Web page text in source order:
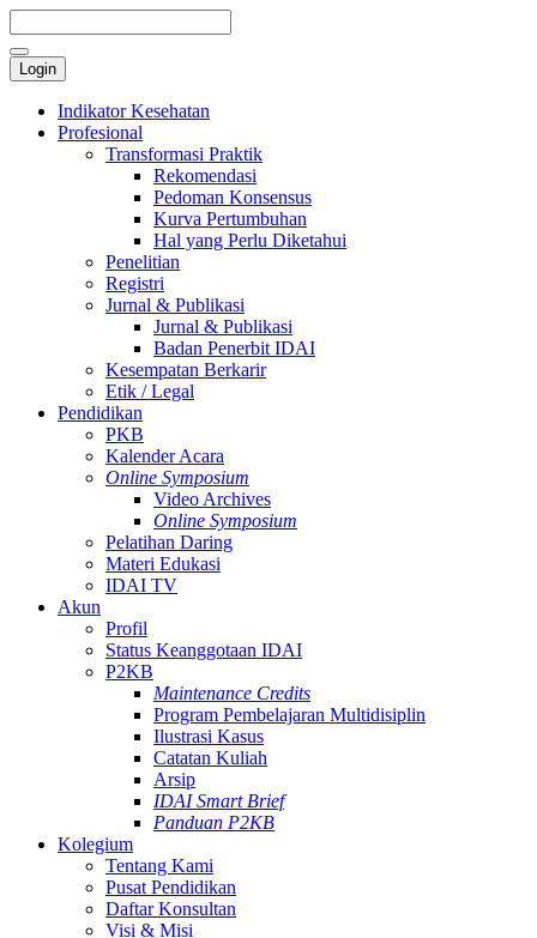
Login
Indikator Kesehatan
Profesional
Transformasi Praktik
Rekomendasi
Pedoman Konsensus
Kurva Pertumbuhan
Hal yang Perlu Diketahui
Penelitian
Registri
Jurnal & Publikasi
Jurnal & Publikasi
Badan Penerbit IDAI
Kesempatan Berkarir
Etik / Legal
Pendidikan
PKB
Kalender Acara
Online Symposium
Video Archives
Online Symposium
Pelatihan Daring
Materi Edukasi
IDAI TV
Akun
Profil
Status Keanggotaan IDAI
P2KB
Maintenance Credits
Program Pembelajaran Multidisiplin
Ilustrasi Kasus
Catatan Kuliah
Arsip
IDAI Smart Brief
Panduan P2KB
Kolegium
Tentang Kami
Pusat Pendidikan
Daftar Konsultan
Visi & Misi